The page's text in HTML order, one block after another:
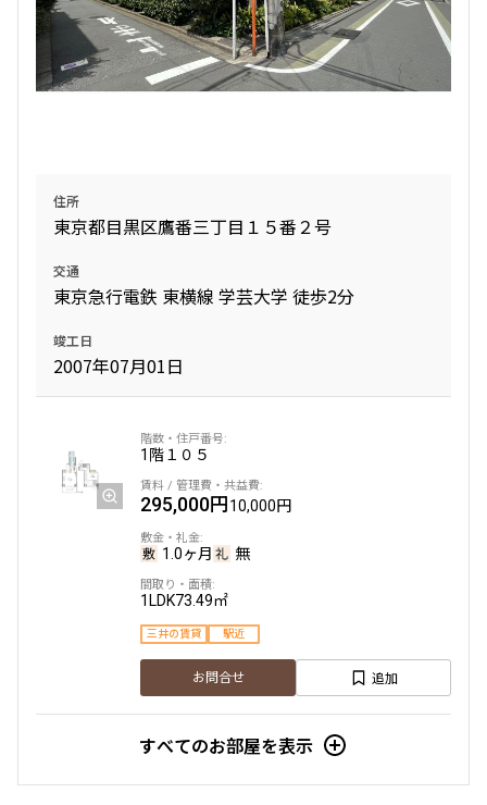
住所
東京都目黒区鷹番三丁目１５番２号
交通
東京急行電鉄 東横線 学芸大学 徒歩2分
竣工日
2007年07月01日
1階１０５
295,000円10,000円
1.0ヶ月 無
1LDK73.49㎡
三井の賃貸 駅近
お問合せ 追加
すべてのお部屋を表示